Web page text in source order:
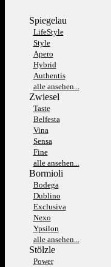
Spiegelau
LifeStyle
Style
Apero
Hybrid
Authentis
alle ansehen...
Zwiesel
Taste
Belfesta
Vina
Sensa
Fine
alle ansehen...
Bormioli
Bodega
Dublino
Exclusiva
Nexo
Ypsilon
alle ansehen...
Stölzle
Power